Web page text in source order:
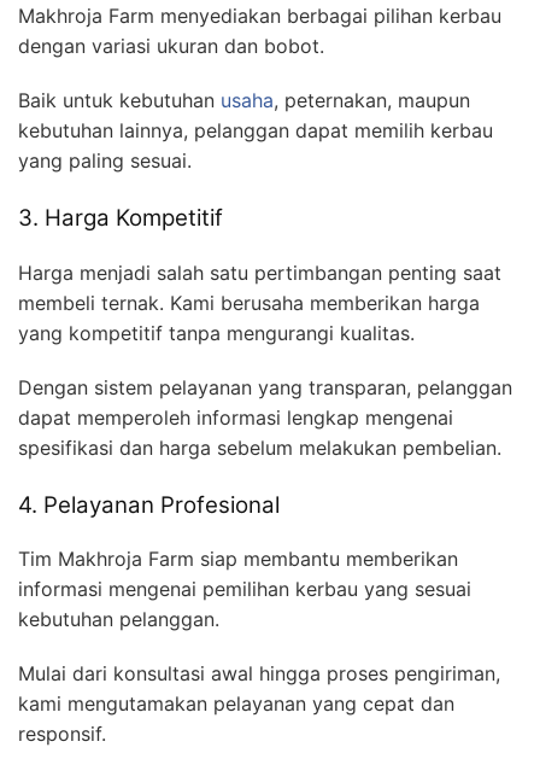
Makhroja Farm menyediakan berbagai pilihan kerbau
dengan variasi ukuran dan bobot.
Baik untuk kebutuhan usaha, peternakan, maupun
kebutuhan lainnya, pelanggan dapat memilih kerbau
yang paling sesuai.
3. Harga Kompetitif
Harga menjadi salah satu pertimbangan penting saat
membeli ternak. Kami berusaha memberikan harga
yang kompetitif tanpa mengurangi kualitas.
Dengan sistem pelayanan yang transparan, pelanggan
dapat memperoleh informasi lengkap mengenai
spesifikasi dan harga sebelum melakukan pembelian.
4. Pelayanan Profesional
Tim Makhroja Farm siap membantu memberikan
informasi mengenai pemilihan kerbau yang sesuai
kebutuhan pelanggan.
Mulai dari konsultasi awal hingga proses pengiriman,
kami mengutamakan pelayanan yang cepat dan
responsif.